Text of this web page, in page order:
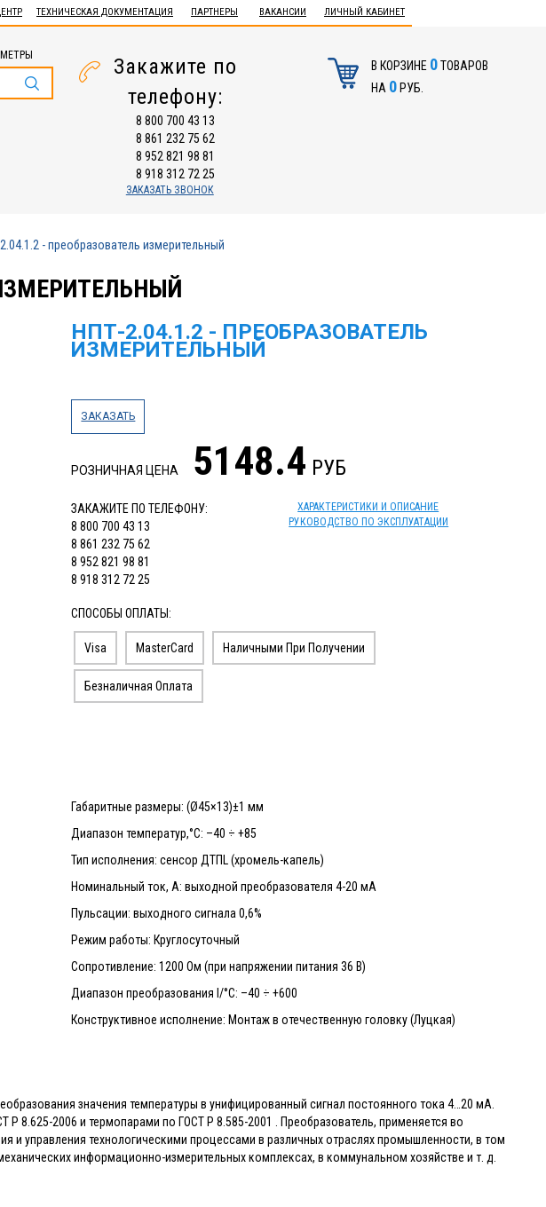
ТЕХНИЧЕСКАЯ ДОКУМЕНТАЦИЯ ПАРТНЕРЫ ВАКАНСИИ ЛИЧНЫЙ КАБИНЕТ
Закажите по
телефону:
8 800 700 43 13
8 861 232 75 62
8 952 821 98 81
8 918 312 72 25
ЗАКАЗАТЬ ЗВОНОК
В КОРЗИНЕ 0ТОВАРОВ
НА 0РУБ.
- преобразователь измерительный
НПТ-2.04.1.2 - ПРЕОБРАЗОВАТЕЛЬ
ИЗМЕРИТЕЛЬНЫЙ
ЗАКАЗАТЬ
РОЗНИЧНАЯ ЦЕНА 5148.4 РУБ
ЗАКАЖИТЕ ПО ТЕЛЕФОНУ:
8 800 700 43 13
8 861 232 75 62
8 952 821 98 81
8 918 312 72 25
ХАРАКТЕРИСТИКИ И ОПИСАНИЕ
РУКОВОДСТВО ПО ЭКСПЛУАТАЦИИ
СПОСОБЫ ОПЛАТЫ:
Visa MasterCard Наличными При Получении
Безналичная Оплата
Габаритные размеры: (Ø45×13)±1 мм
Диапазон температур,°С: –40 ÷ +85
Тип исполнения: сенсор ДТПL (хромель-капель)
Номинальный ток, А: выходной преобразователя 4-20 мА
Пульсации: выходного сигнала 0,6%
Режим работы: Круглосуточный
Сопротивление: 1200 Ом (при напряжении питания 36 В)
Диапазон преобразования I/°C: –40 ÷ +600
Конструктивное исполнение: Монтаж в отечественную головку (Луцкая)
значения температуры в унифицированный сигнал постоянного тока 4…20 мА.
8.625-2006 и термопарами по ГОСТ Р 8.585-2001 . Преобразователь, применяется во
и управления технологическими процессами в различных отраслях промышленности, в том
информационно-измерительных комплексах, в коммунальном хозяйстве и т. д.